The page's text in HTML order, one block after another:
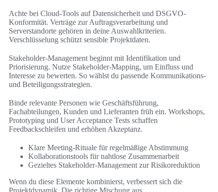
Achte bei Cloud-Tools auf Datensicherheit und DSGVO-
Konformität. Verträge zur Auftragsverarbeitung und
Serverstandorte gehören in deine Auswahlkriterien.
Verschlüsselung schützt sensible Projektdaten.
Stakeholder-Management beginnt mit Identifikation und
Priorisierung. Nutze Stakeholder-Mapping, um Einfluss und
Interesse zu bewerten. So wählst du passende Kommunikations-
und Beteiligungsstrategien.
Binde relevante Personen wie Geschäftsführung,
Fachabteilungen, Kunden und Lieferanten früh ein. Workshops,
Prototyping und User Acceptance Tests schaffen
Feedbackschleifen und erhöhen Akzeptanz.
Klare Meeting-Rituale für regelmäßige Abstimmung
Kollaborationstools für nahtlose Zusammenarbeit
Gezieltes Stakeholder-Management zur Risikoreduktion
Wenn du diese Elemente kombinierst, verbessert sich die